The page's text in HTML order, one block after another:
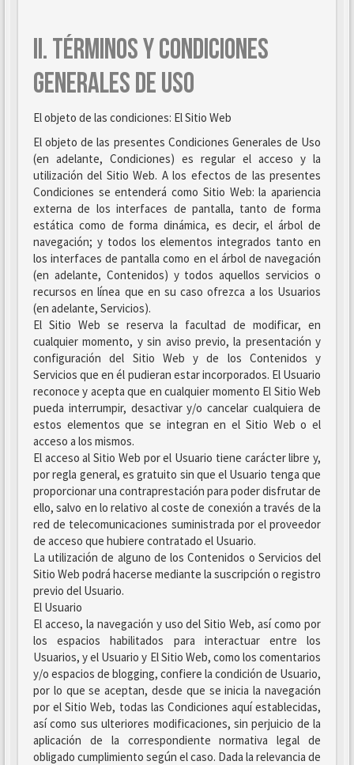
II. TÉRMINOS Y CONDICIONES
GENERALES DE USO
El objeto de las condiciones: El Sitio Web
El objeto de las presentes Condiciones Generales de Uso
(en adelante, Condiciones) es regular el acceso y la
utilización del Sitio Web. A los efectos de las presentes
Condiciones se entenderá como Sitio Web: la apariencia
externa de los interfaces de pantalla, tanto de forma
estática como de forma dinámica, es decir, el árbol de
navegación; y todos los elementos integrados tanto en
los interfaces de pantalla como en el árbol de navegación
(en adelante, Contenidos) y todos aquellos servicios o
recursos en línea que en su caso ofrezca a los Usuarios
(en adelante, Servicios).
El Sitio Web se reserva la facultad de modificar, en
cualquier momento, y sin aviso previo, la presentación y
configuración del Sitio Web y de los Contenidos y
Servicios que en él pudieran estar incorporados. El Usuario
reconoce y acepta que en cualquier momento El Sitio Web
pueda interrumpir, desactivar y/o cancelar cualquiera de
estos elementos que se integran en el Sitio Web o el
acceso a los mismos.
El acceso al Sitio Web por el Usuario tiene carácter libre y,
por regla general, es gratuito sin que el Usuario tenga que
proporcionar una contraprestación para poder disfrutar de
ello, salvo en lo relativo al coste de conexión a través de la
red de telecomunicaciones suministrada por el proveedor
de acceso que hubiere contratado el Usuario.
La utilización de alguno de los Contenidos o Servicios del
Sitio Web podrá hacerse mediante la suscripción o registro
previo del Usuario.
El Usuario
El acceso, la navegación y uso del Sitio Web, así como por
los espacios habilitados para interactuar entre los
Usuarios, y el Usuario y El Sitio Web, como los comentarios
y/o espacios de blogging, confiere la condición de Usuario,
por lo que se aceptan, desde que se inicia la navegación
por el Sitio Web, todas las Condiciones aquí establecidas,
así como sus ulteriores modificaciones, sin perjuicio de la
aplicación de la correspondiente normativa legal de
obligado cumplimiento según el caso. Dada la relevancia de